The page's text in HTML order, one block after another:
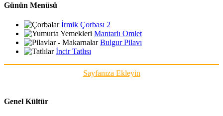
Günün Menüsü
İrmik Çorbası 2
Mantarlı Omlet
Bulgur Pilavı
İncir Tatlısı
Sayfanıza Ekleyin
Genel Kültür